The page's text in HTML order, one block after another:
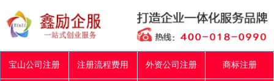
宝山公司注册 注册流程费用 外资公司注册 商标注册